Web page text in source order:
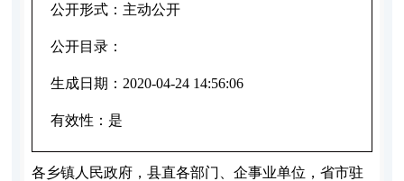
公开形式： 主动公开
公开目录：
生成日期： 2020-04-24 14:56:06
有效性： 是
各乡镇人民政府，县直各部门、企事业单位，省市驻